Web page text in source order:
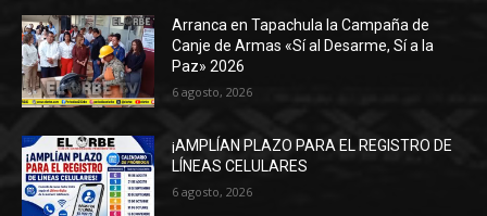
Arranca en Tapachula la Campaña de
Canje de Armas «Sí al Desarme, Sí a la
Paz» 2026
6 agosto, 2026
¡AMPLÍAN PLAZO PARA EL REGISTRO DE
LÍNEAS CELULARES
6 agosto, 2026